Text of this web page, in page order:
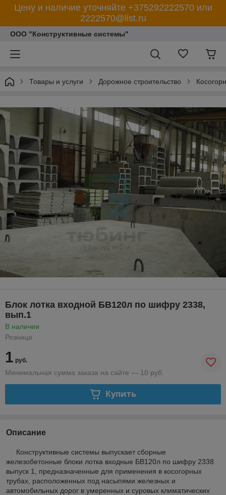
Цену и наличие уточняйте +375292222570 или
2222570@list.ru
ООО "Конструктивные системы"
Товары и услуги Дорожное строительство
Блок лотка входной БВ120л по шифру 2338,
вып.1
В наличии
Розница
1 руб.
Минимальная сумма заказа на сайте — 10 руб.
Купить
Описание
Конструктивные системы выпускает сборные
железобетонные блоки лотка входные БВ120л по шифру 2338
выпуск 1, предназначенные для применения в косогорных
трубах, расположенных под насыпями железных и
автомобильных дорог в умеренных и суровых климатических